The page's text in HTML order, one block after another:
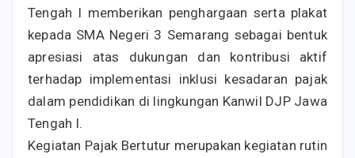
Tengah I memberikan penghargaan serta plakat
kepada SMA Negeri 3 Semarang sebagai bentuk
apresiasi atas dukungan dan kontribusi aktif
terhadap implementasi inklusi kesadaran pajak
dalam pendidikan di lingkungan Kanwil DJP Jawa
Tengah I.
Kegiatan Pajak Bertutur merupakan kegiatan rutin